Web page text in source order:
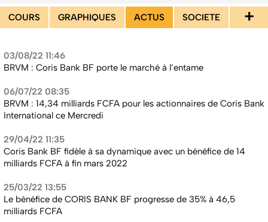
COURS GRAPHIQUES ACTUS SOCIETE +
03/08/22 11:46
BRVM : Coris Bank BF porte le marché à l’entame
06/07/22 08:35
BRVM : 14,34 milliards FCFA pour les actionnaires de Coris Bank
International ce Mercredi
29/04/22 11:35
Coris Bank BF fidèle à sa dynamique avec un bénéfice de 14
milliards FCFA à fin mars 2022
25/03/22 13:55
Le bénéfice de CORIS BANK BF progresse de 35% à 46,5
milliards FCFA